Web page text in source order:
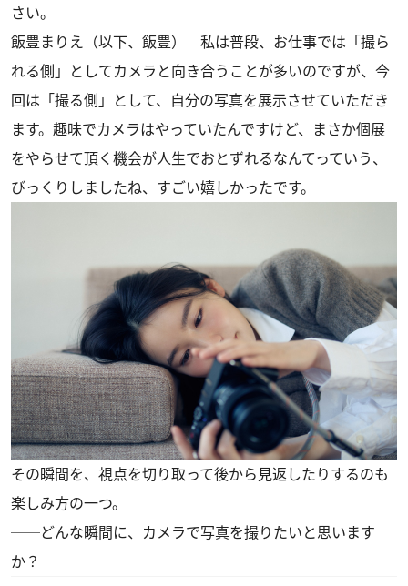
さい。
飯豊まりえ（以下、飯豊） 私は普段、お仕事では「撮ら
れる側」としてカメラと向き合うことが多いのですが、今
回は「撮る側」として、自分の写真を展示させていただき
ます。趣味でカメラはやっていたんですけど、まさか個展
をやらせて頂く機会が人生でおとずれるなんてっていう、
びっくりしましたね、すごい嬉しかったです。
その瞬間を、視点を切り取って後から見返したりするのも
楽しみ方の一つ。
──どんな瞬間に、カメラで写真を撮りたいと思います
か？